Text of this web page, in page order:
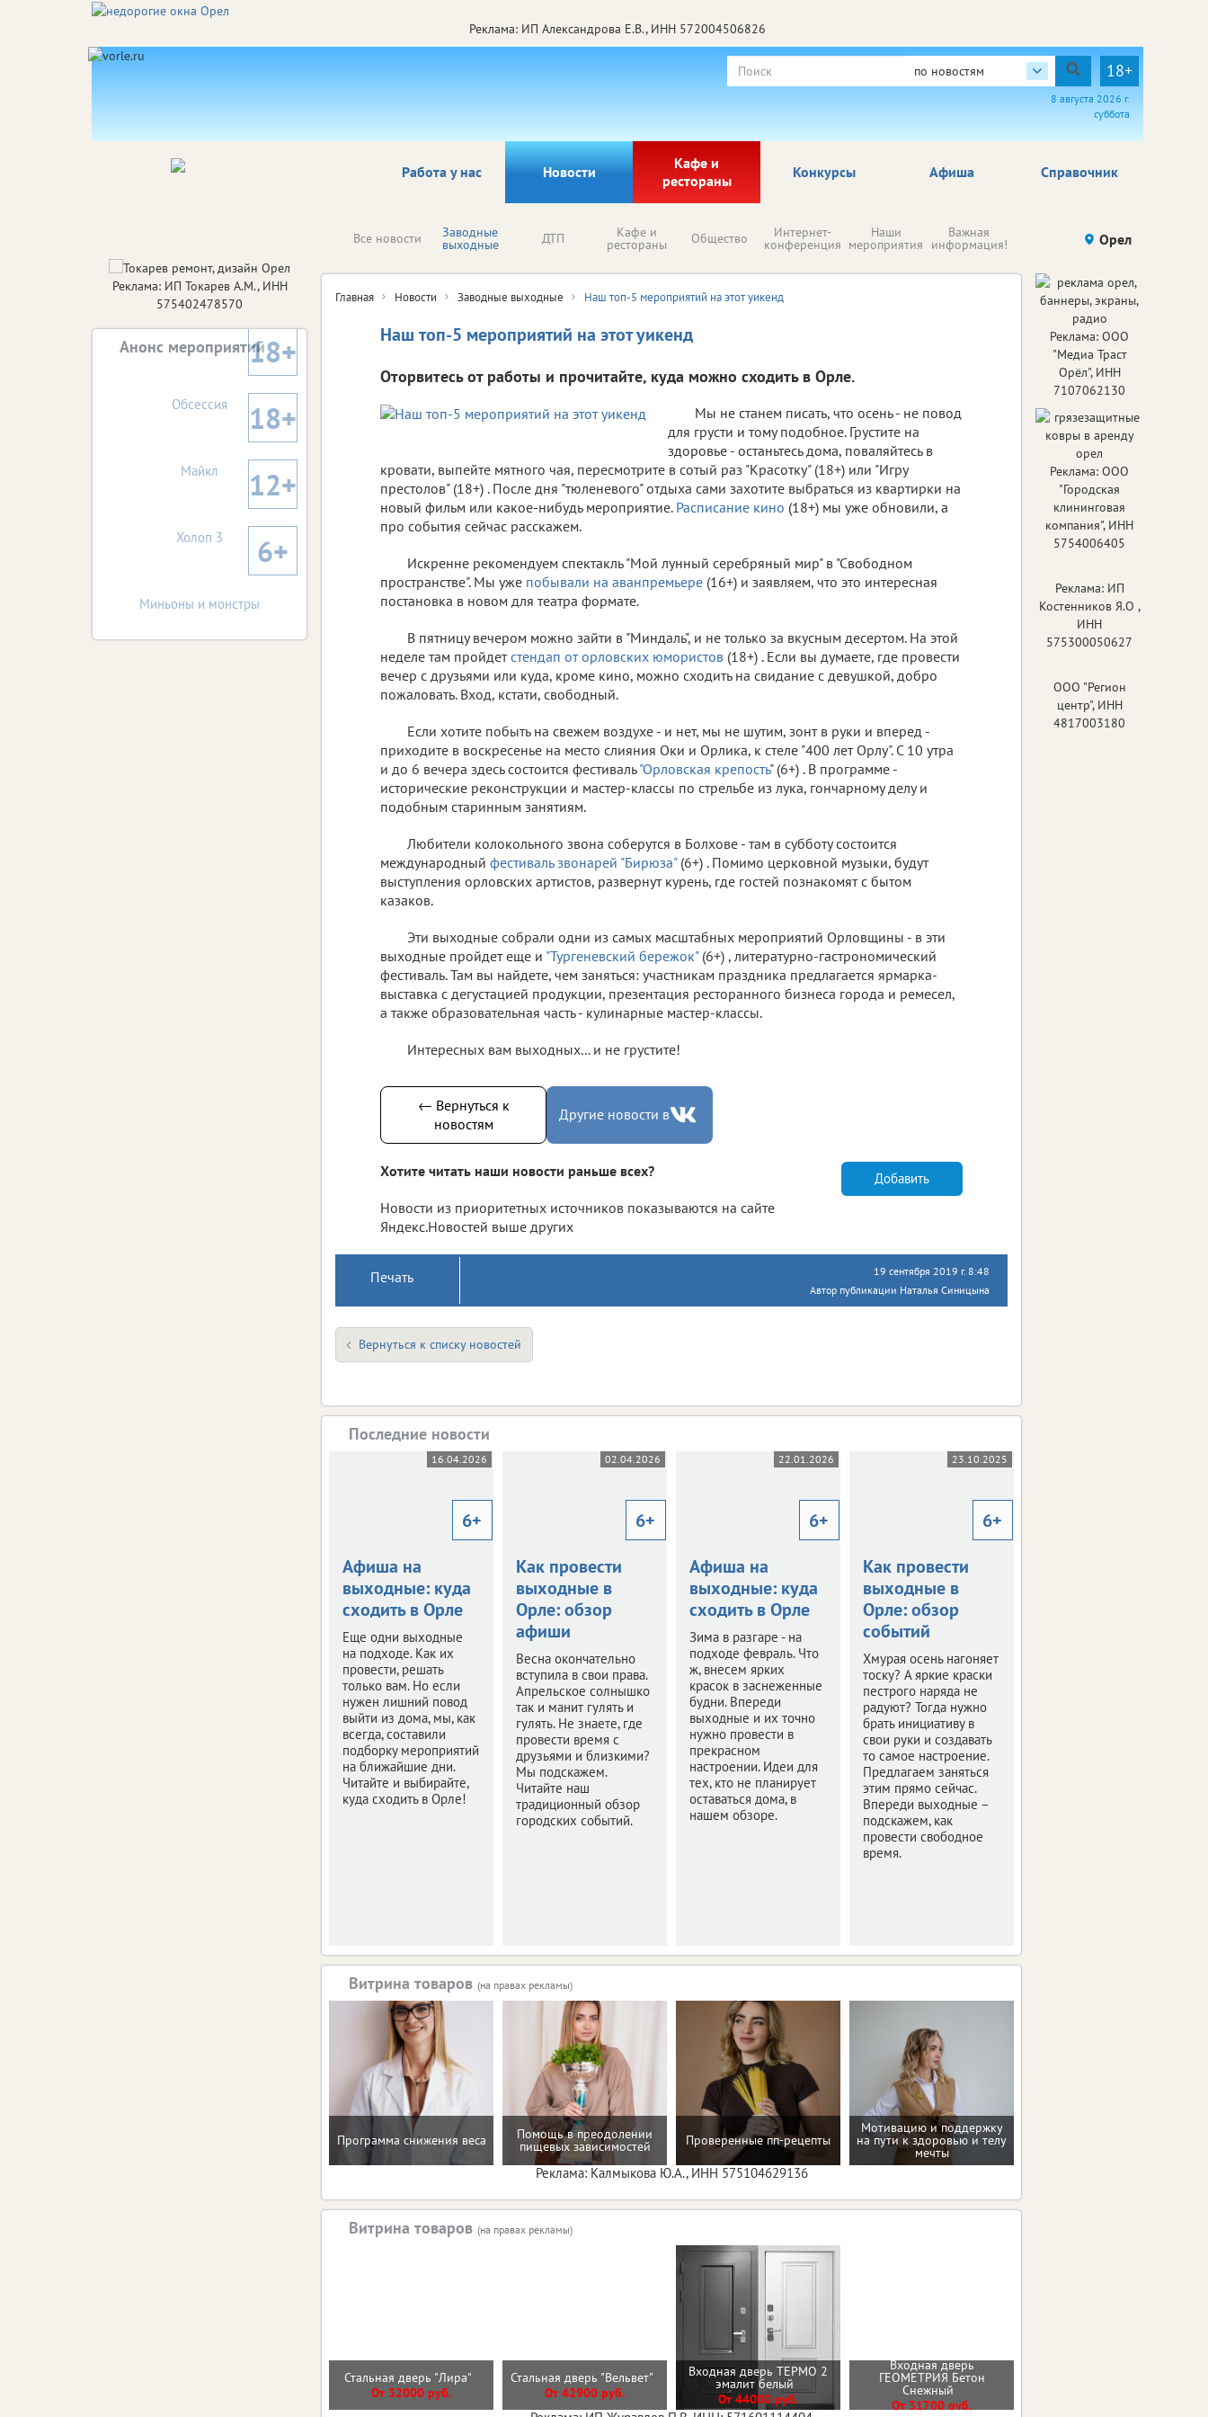
Реклама: ИП Александрова Е.В., ИНН 572004506826
по новостям 18+
8 августа 2026 г.
суббота
Работа у нас Новости
Кафе и
рестораны
Афиша Справочник
Конкурсы
Все новости Заводные
выходные ДТП Кафе и
рестораны Общество Интернет-
конференция
Наши
мероприятия
Важная
информация! Происшествия Здоровье
Орел
Главная Новости Заводные выходные Наш топ-5 мероприятий на этот уикенд
Наш топ-5 мероприятий на этот уикенд
Оторвитесь от работы и прочитайте, куда можно сходить в Орле.
Мы не станем писать, что осень - не повод
для грусти и тому подобное. Грустите на
здоровье - останьтесь дома, поваляйтесь в
кровати, выпейте мятного чая, пересмотрите в сотый раз "Красотку" (18+) или "Игру
престолов" (18+) . После дня "тюленевого" отдыха сами захотите выбраться из квартирки на
новый фильм или какое-нибудь мероприятие. Расписание кино (18+) мы уже обновили, а
про события сейчас расскажем.
Искренне рекомендуем спектакль "Мой лунный серебряный мир" в "Свободном
пространстве". Мы уже побывали на аванпремьере (16+) и заявляем, что это интересная
постановка в новом для театра формате.
В пятницу вечером можно зайти в "Миндаль", и не только за вкусным десертом. На этой
неделе там пройдетстендап от орловских юмористов (18+) . Если вы думаете, где провести
вечер с друзьями или куда, кроме кино, можно сходить на свидание с девушкой, добро
пожаловать. Вход, кстати, свободный.
Если хотите побыть на свежем воздухе - и нет, мы не шутим, зонт в руки и вперед -
приходите в воскресенье на место слияния Оки и Орлика, к стеле "400 лет Орлу". С 10 утра
и до 6 вечера здесь состоится фестиваль"Орловская крепость" (6+) . В программе -
исторические реконструкции и мастер-классы по стрельбе из лука, гончарному делу и
подобным старинным занятиям.
Любители колокольного звона соберутся в Болхове - там в субботу состоится
международный фестиваль звонарей "Бирюза"(6+) . Помимо церковной музыки, будут
выступления орловских артистов, развернут курень, где гостей познакомят с бытом
казаков.
Эти выходные собрали одни из самых масштабных мероприятий Орловщины - в эти
выходные пройдет еще и "Тургеневский бережок"(6+) , литературно-гастрономический
фестиваль. Там вы найдете, чем заняться: участникам праздника предлагается ярмарка-
выставка с дегустацией продукции, презентация ресторанного бизнеса города и ремесел,
а также образовательная часть - кулинарные мастер-классы.
Интересных вам выходных... и не грустите!
← Вернуться к
новостям
Другие новости в
Хотите читать наши новости раньше всех?
Новости из приоритетных источников показываются на сайте
Яндекс.Новостей выше других
Добавить
Печать
19 сентября 2019 г. 8:48
Автор публикации Наталья Синицына
Вернуться к списку новостей
Последние новости
16.04.2026
6+
Афиша на
выходные: куда
сходить в Орле
Еще одни выходные
на подходе. Как их
провести, решать
только вам. Но если
нужен лишний повод
выйти из дома, мы, как
всегда, составили
подборку мероприятий
на ближайшие дни.
Читайте и выбирайте,
куда сходить в Орле!
02.04.2026
6+
Как провести
выходные в
Орле: обзор
афиши
Весна окончательно
вступила в свои права.
Апрельское солнышко
так и манит гулять и
гулять. Не знаете, где
провести время с
друзьями и близкими?
Мы подскажем.
Читайте наш
традиционный обзор
городских событий.
22.01.2026
6+
Афиша на
выходные: куда
сходить в Орле
Зима в разгаре - на
подходе февраль. Что
ж, внесем ярких
красок в заснеженные
будни. Впереди
выходные и их точно
нужно провести в
прекрасном
настроении. Идеи для
тех, кто не планирует
оставаться дома, в
нашем обзоре.
23.10.2025
6+
Как провести
выходные в
Орле: обзор
событий
Хмурая осень нагоняет
тоску? А яркие краски
пестрого наряда не
радуют? Тогда нужно
брать инициативу в
свои руки и создавать
то самое настроение.
Предлагаем заняться
этим прямо сейчас.
Впереди выходные –
подскажем, как
провести свободное
время.
Витрина товаров (на правах рекламы)
Программа снижения веса Помощь в преодолении
пищевых зависимостей Проверенные пп-рецепты
Мотивацию и поддержку
на пути к здоровью и телу
мечты
Реклама: Калмыкова Ю.А., ИНН 575104629136
Витрина товаров (на правах рекламы)
Стальная дверь "Лира"
От 32000 руб.
Стальная дверь "Вельвет"
От 42900 руб.
Входная дверь ТЕРМО 2
эмалит белый
От 44000 руб.
Входная дверь
ГЕОМЕТРИЯ Бетон
Снежный
От 31700 руб.
Реклама: ИП Токарев А.М., ИНН
575402478570
Анонс мероприятий18+
Обсессия 18+
Майкл 12+
Холоп 3 6+
Миньоны и монстры
Реклама: ООО
"Медиа Траст
Орёл", ИНН
7107062130
Реклама: ООО
"Городская
клининговая
компания", ИНН
5754006405
Реклама: ИП
Костенников Я.О ,
ИНН
575300050627
ООО "Регион
центр", ИНН
4817003180